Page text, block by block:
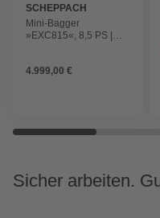
SCHEPPACH
Mini-Bagger
»EXC815«, 8,5 PS |
Kettenantrieb
4.999,00 €
Sicher arbeiten.